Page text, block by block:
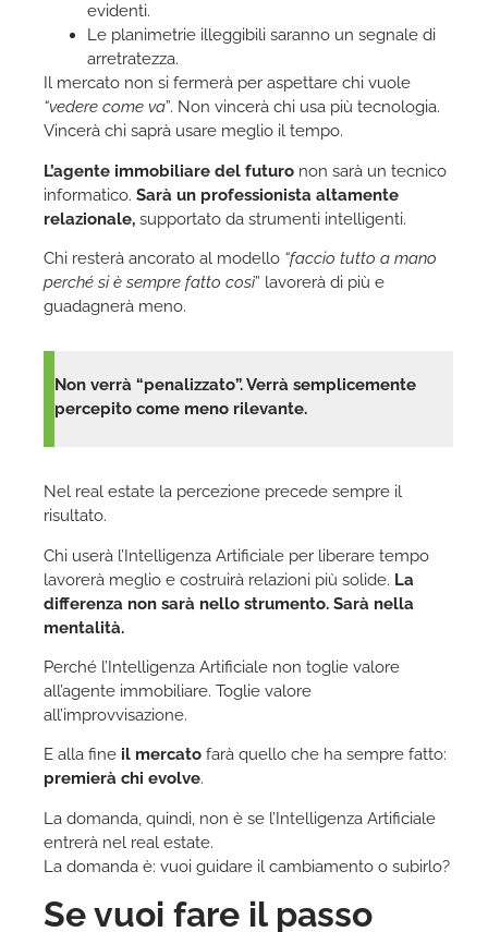
evidenti.
Le planimetrie illeggibili saranno un segnale di
arretratezza.
Il mercato non si fermerà per aspettare chi vuole
“vedere come va”. Non vincerà chi usa più tecnologia.
Vincerà chi saprà usare meglio il tempo.
L’agente immobiliare del futuro non sarà un tecnico
informatico.Sarà un professionista altamente
relazionale, supportato da strumenti intelligenti.
Chi resterà ancorato al modello “faccio tutto a mano
perché si è sempre fatto così” lavorerà di più e
guadagnerà meno.
Non verrà “penalizzato”. Verrà semplicemente
percepito come meno rilevante.
Nel real estate la percezione precede sempre il
risultato.
Chi userà l’Intelligenza Artificiale per liberare tempo
lavorerà meglio e costruirà relazioni più solide. La
differenza non sarà nello strumento. Sarà nella
mentalità.
Perché l’Intelligenza Artificiale non toglie valore
all’agente immobiliare. Toglie valore
all’improvvisazione.
E alla fine il mercato farà quello che ha sempre fatto:
premierà chi evolve.
La domanda, quindi, non è se l’Intelligenza Artificiale
entrerà nel real estate.
La domanda è: vuoi guidare il cambiamento o subirlo?
Se vuoi fare il passo